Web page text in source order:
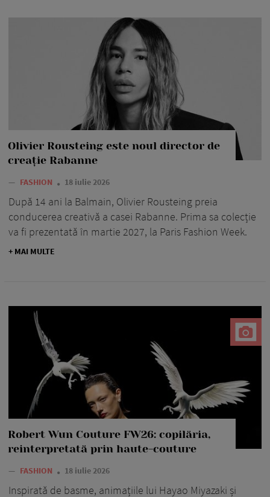
Olivier Rousteing este noul director de
creație Rabanne
— FASHION 18 iulie 2026
După 14 ani la Balmain, Olivier Rousteing preia
conducerea creativă a casei Rabanne. Prima sa colecție
va fi prezentată în martie 2027, la Paris Fashion Week.
+ MAI MULTE
Robert Wun Couture FW26: copilăria,
reinterpretată prin haute-couture
— FASHION 18 iulie 2026
Inspirată de basme, animațiile lui Hayao Miyazaki și